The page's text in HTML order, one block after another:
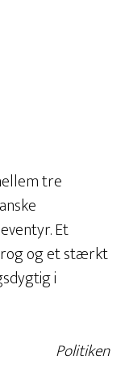
tre
Et
og et stærkt
i
Politiken